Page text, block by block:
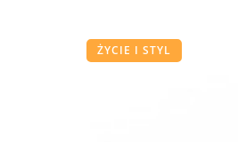
ŻYCIE I STYL